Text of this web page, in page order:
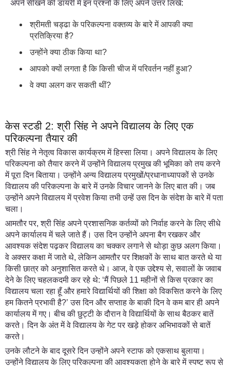
अपने सीखने की डायरी में इन प्रश्नों के लिए अपने उत्तर लिखें:
श्रीमती चड्ढा के परिकल्पना वक्तव्य के बारे में आपकी क्या
प्रतिक्रिया है?
उन्होंने क्या ठीक किया था?
आपको क्यों लगता है कि किसी चीज में परिवर्तन नहीं हुआ?
वे क्या अलग कर सकती थीं?
केस स्टडी 2: श्री सिंह ने अपने विद्यालय के लिए एक
परिकल्पना तैयार की
श्री सिंह ने नेतृत्व विकास कार्यक्रम में हिस्सा लिया। अपने विद्यालय के लिए
परिकल्पना को तैयार करने में उन्होंने विद्यालय प्रमुख की भूमिका को तय करने
में पूरा दिन बिताया। उन्होंने अन्य विद्यालय प्रमुखों/प्रधानाध्यापकों से उनके
विद्यालय की परिकल्पना के बारे में उनके विचार जानने के लिए बात की। जब
उन्होंने अपने विद्यालय में प्रवेश किया तभी उन्हें उस दिन के संदेश के बारे में पता
चला।
आमतौर पर, श्री सिंह अपने प्रशासनिक कर्तव्यों को निर्वाह करने के लिए सीधे
अपने कार्यालय में चले जाते हैं। उस दिन उन्होंने अपना बैग रखकर और
आवश्यक संदेश पढ़कर विद्यालय का चक्कर लगाने से थोड़ा कुछ अलग किया।
वे अक्सर कक्षा में जाते थे, लेकिन आमतौर पर शिक्षकों के साथ बात करते थे या
किसी छात्र को अनुशासित करते थे। आज, वे एक उद्देश्य से, सवालों के जवाब
देने के लिए चहलकदमी कर रहे थे: ‘मैं पिछले 11 महीनों से किस प्रकार का
विद्यालय चला रहा हूँ और हमारे विद्यार्थियों की शिक्षा को विकसित करने के लिए
हम कितने प्रभावी है?’ उस दिन और सप्ताह के बाकी दिन वे कम बार ही अपने
कार्यालय में गए। बीच की छुट्टी के दौरान वे विद्यार्थियों के साथ बैठकर बातें
करते। दिन के अंत में वे विद्यालय के गेट पर खड़े होकर अभिभावकों से बातें
करते।
उनके लौटने के बाद दूसरे दिन उन्होंने अपने स्टाफ को एकसाथ बुलाया।
उन्होंने विद्यालय के लिए परिकल्पना की आवश्यकता होने के बारे में स्पष्ट रूप से